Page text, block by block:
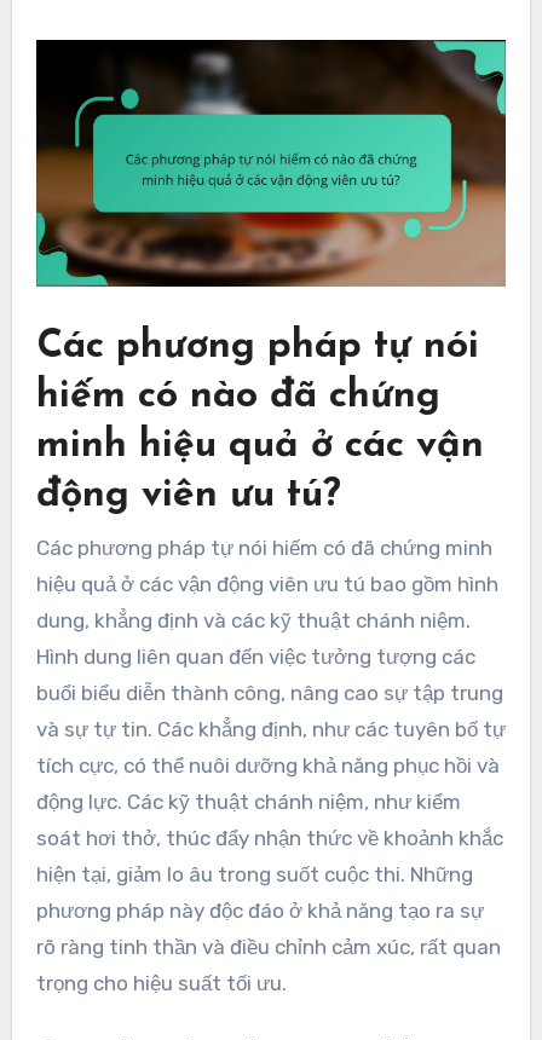
Các phương pháp tự nói
hiếm có nào đã chứng
minh hiệu quả ở các vận
động viên ưu tú?
Các phương pháp tự nói hiếm có đã chứng minh
hiệu quả ở các vận động viên ưu tú bao gồm hình
dung, khẳng định và các kỹ thuật chánh niệm.
Hình dung liên quan đến việc tưởng tượng các
buổi biểu diễn thành công, nâng cao sự tập trung
và sự tự tin. Các khẳng định, như các tuyên bố tự
tích cực, có thể nuôi dưỡng khả năng phục hồi và
động lực. Các kỹ thuật chánh niệm, như kiểm
soát hơi thở, thúc đẩy nhận thức về khoảnh khắc
hiện tại, giảm lo âu trong suốt cuộc thi. Những
phương pháp này độc đáo ở khả năng tạo ra sự
rõ ràng tinh thần và điều chỉnh cảm xúc, rất quan
trọng cho hiệu suất tối ưu.